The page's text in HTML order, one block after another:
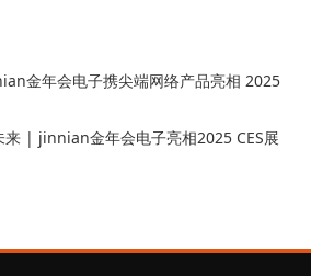
金年会电子携尖端网络产品亮相 2025
来 | jinnian金年会电子亮相2025 CES展